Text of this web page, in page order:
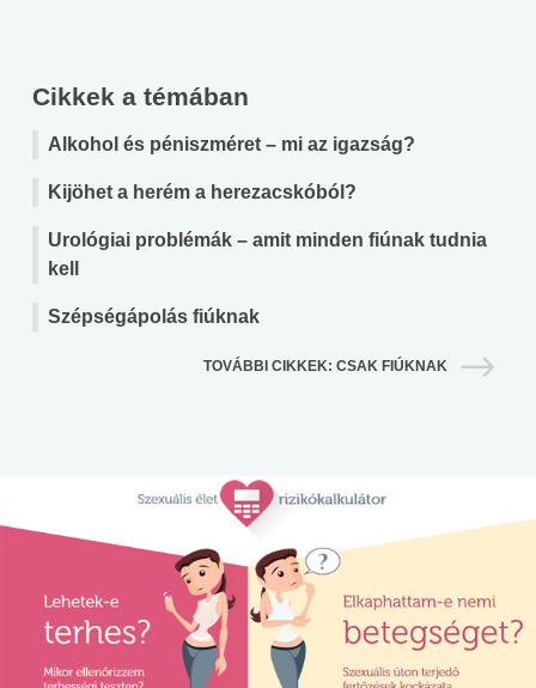
Cikkek a témában
Alkohol és péniszméret – mi az igazság?
Kijöhet a herém a herezacskóból?
Urológiai problémák – amit minden fiúnak tudnia
kell
Szépségápolás fiúknak
TOVÁBBI CIKKEK: CSAK FIÚKNAK